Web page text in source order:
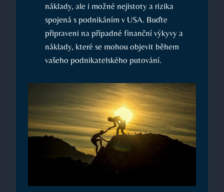
náklady, ale i možné nejistoty a rizika
spojená s podnikáním v USA. Buďte
připraveni na případné finanční výkyvy a
náklady, které se mohou objevit během
vašeho podnikatelského putování.